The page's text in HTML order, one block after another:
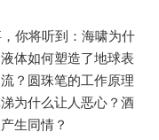
你将听到：海啸为什
体如何塑造了地球表
？圆珠笔的工作原理
为什么让人恶心？酒